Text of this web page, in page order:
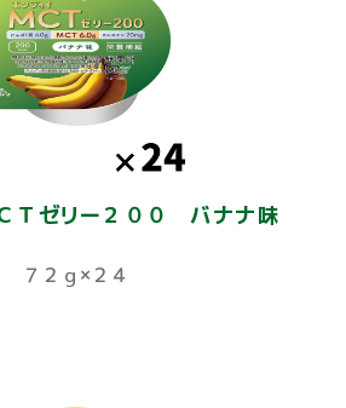
Ｔゼリー２００ バナナ味
７２ｇ×２４